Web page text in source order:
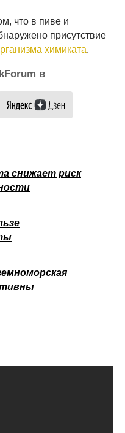
что в пиве и
присутствие
химиката.
в
снижает риск